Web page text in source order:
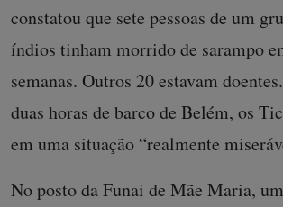
constatou que sete pessoas de um
índios tinham morrido de sarampo
semanas. Outros 20 estavam
duas horas de barco de Belém, os
em uma situação “realmente
No posto da Funai de Mãe Maria,